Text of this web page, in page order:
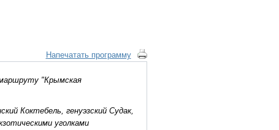
Напечатать программу
"Крымская
Коктебель, генуэзский Судак,
уголками